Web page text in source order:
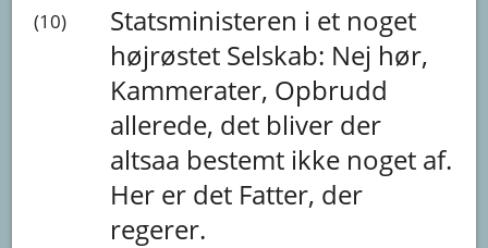
(10)
Statsministeren i et noget
højrøstet Selskab: Nej hør,
Kammerater, Opbrudd
allerede, det bliver der
altsaa bestemt ikke noget af.
Her er det Fatter, der
regerer.